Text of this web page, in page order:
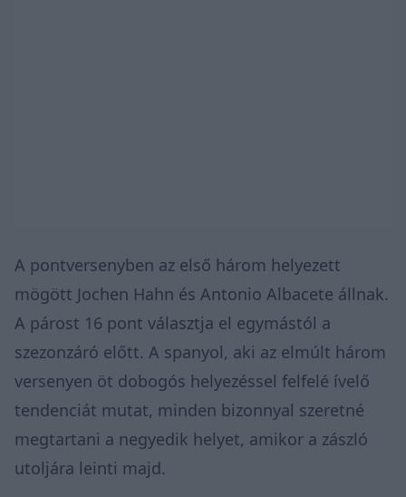
A pontversenyben az első három helyezett
mögött Jochen Hahn és Antonio Albacete állnak.
A párost 16 pont választja el egymástól a
szezonzáró előtt. A spanyol, aki az elmúlt három
versenyen öt dobogós helyezéssel felfelé ívelő
tendenciát mutat, minden bizonnyal szeretné
megtartani a negyedik helyet, amikor a zászló
utoljára leinti majd.